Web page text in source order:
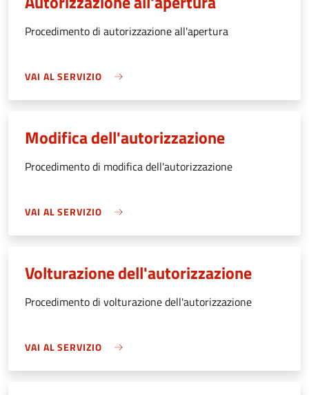
Procedimento di autorizzazione all'apertura
VAI AL SERVIZIO
Modifica dell'autorizzazione
Procedimento di modifica dell'autorizzazione
VAI AL SERVIZIO
Volturazione dell'autorizzazione
Procedimento di volturazione dell'autorizzazione
VAI AL SERVIZIO